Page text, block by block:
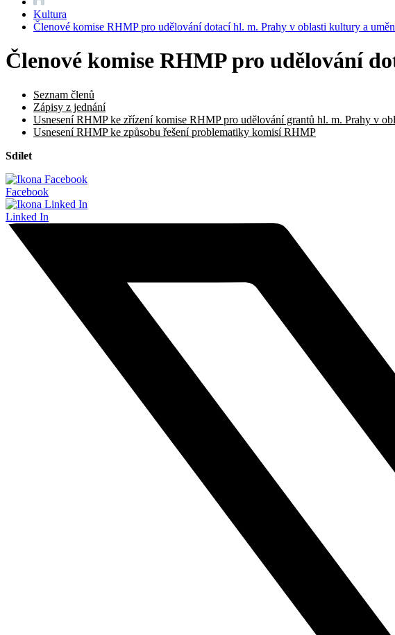
Kultura
Členové komise RHMP pro udělování dotací hl. m. Prahy v oblasti kultury a
Členové komise RHMP pro udělování
Seznam členů
Zápisy z jednání
Usnesení RHMP ke zřízení komise RHMP pro udělování grantů hl. m. Prahy v
Usnesení RHMP ke způsobu řešení problematiky komisí RHMP
Sdílet
Facebook
Linked In